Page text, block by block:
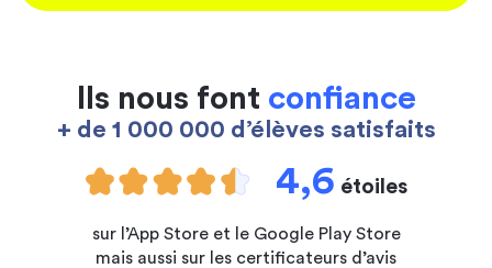
Ils nous font confiance
+ de 1 000 000 d’élèves satisfaits
4,6 étoiles
sur l’App Store et le Google Play Store
mais aussi sur les certificateurs d’avis